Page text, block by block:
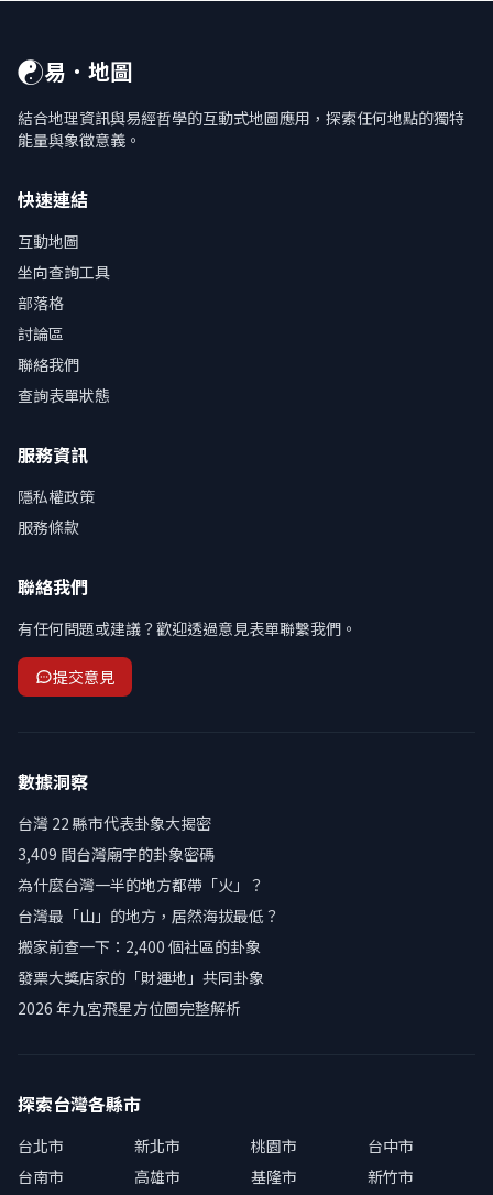
☯易．地圖
結合地理資訊與易經哲學的互動式地圖應用，探索任何地點的獨特
能量與象徵意義。
快速連結
互動地圖
坐向查詢工具
部落格
討論區
聯絡我們
查詢表單狀態
服務資訊
隱私權政策
服務條款
聯絡我們
有任何問題或建議？歡迎透過意見表單聯繫我們。
提交意見
數據洞察
台灣 22 縣市代表卦象大揭密
3,409 間台灣廟宇的卦象密碼
為什麼台灣一半的地方都帶「火」？
台灣最「山」的地方，居然海拔最低？
搬家前查一下：2,400 個社區的卦象
發票大獎店家的「財運地」共同卦象
2026 年九宮飛星方位圖完整解析
探索台灣各縣市
台北市 新北市 桃園市
台中市
台南市
高雄市 基隆市 新竹市